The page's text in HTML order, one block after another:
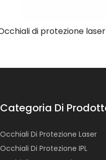
Occhiali di protezione laser LP-GHP-2 con montatura 33
Categoria Di
Occhiali Di Protezione Laser
Occhiali Di Protezione IPL